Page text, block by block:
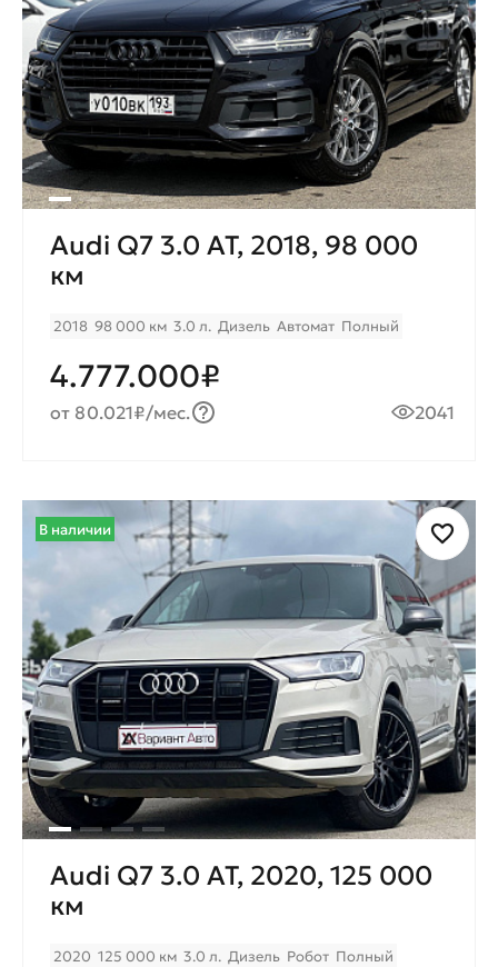
Audi Q7 3.0 AT, 2018, 98 000
км
2018 98 000 км 3.0 л. Дизель Автомат Полный
4.777.000₽
от 80.021₽/мес. 2041
В наличии
Audi Q7 3.0 AT, 2020, 125 000
км
2020 125 000 км 3.0 л. Дизель Робот Полный